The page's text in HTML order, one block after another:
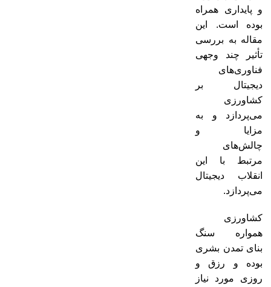
و پایداری همراه
بوده است. این
مقاله به بررسی
تأثیر چند وجهی
فناوری‌های
دیجیتال بر
کشاورزی
می‌پردازد و به
مزایا و
چالش‌های
مرتبط با این
انقلاب دیجیتال
می‌پردازد.
کشاورزی
همواره سنگ
بنای تمدن بشری
بوده و رزق و
روزی مورد نیاز